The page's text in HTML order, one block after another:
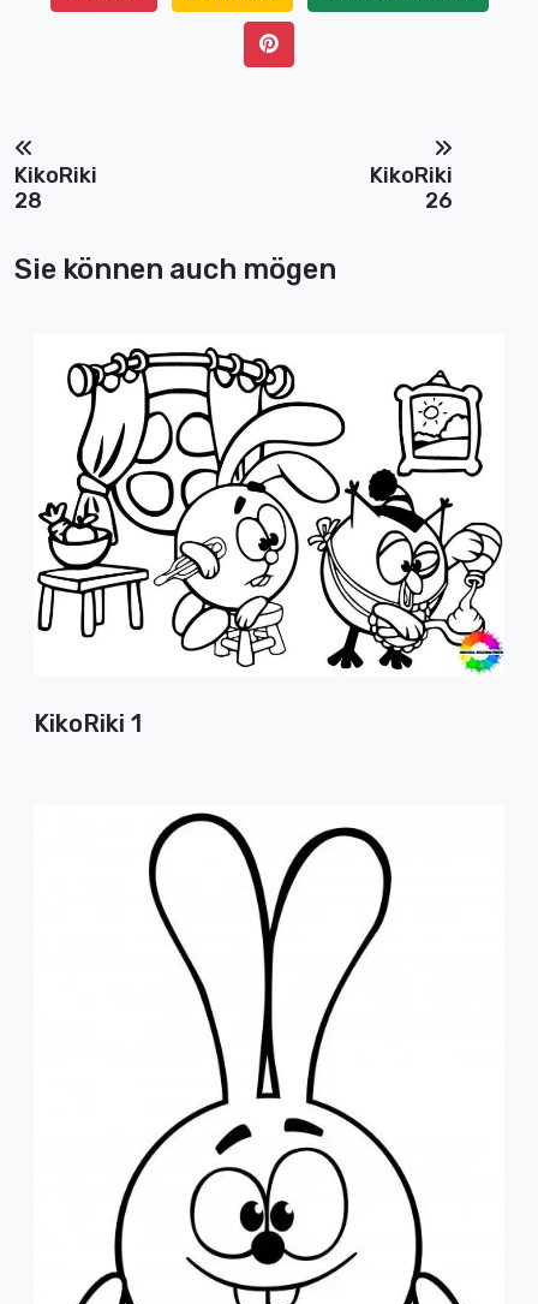
KikoRiki
28
KikoRiki
26
Sie können auch mögen
KikoRiki 1